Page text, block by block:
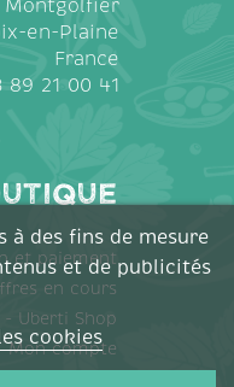
à des fins de mesure
et de publicités
cookies
Montgolfier
en-Plaine
France
89 21 00 41
et paiement
en cours
Uberti Shop
Mon compte